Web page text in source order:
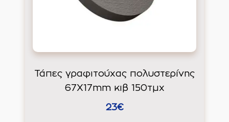
Τάπες γραφιτούχας πολυστερίνης
67X17mm κιβ 150τμχ
23€